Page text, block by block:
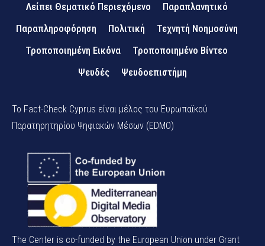
Λείπει Θεματικό Περιεχόμενο
Παραπλανητικό
Παραπληροφόρηση
Πολιτική
Τεχνητή Νοημοσύνη
Τροποποιημένη Εικόνα
Τροποποιημένο Βίντεο
Ψευδές
Ψευδοεπιστήμη
Το Fact-Check Cyprus είναι μέλος του Ευρωπαϊκού
Παρατηρητηρίου Ψηφιακών Μέσων (EDMO)
The Center is co-funded by the European Union under Grant